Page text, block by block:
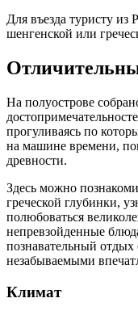
Для въезда туристу из
шенгенской или
На полуострове
прогуливаясь по
на машине времени,
древности.
Здесь можно
греческой глубинки,
полюбоваться
непревзойденные
познавательный
незабываемыми
Климат